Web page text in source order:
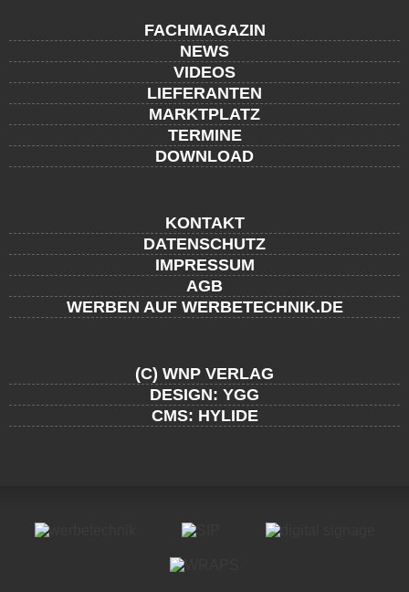
FACHMAGAZIN
NEWS
VIDEOS
LIEFERANTEN
MARKTPLATZ
TERMINE
DOWNLOAD
KONTAKT
DATENSCHUTZ
IMPRESSUM
AGB
WERBEN AUF WERBETECHNIK.DE
(C) WNP VERLAG
DESIGN: YGG
CMS: HYLIDE